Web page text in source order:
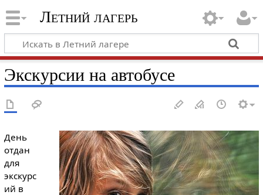
Летний лагерь
Экскурсии на автобусе
День
отдан
для
экскурс
ий в